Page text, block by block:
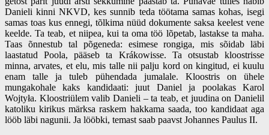
Danieli kinni NKVD, kes sunnib teda töötama samas kohas, isegi
samas toas kus ennegi, tõlkima nüüd dokumente saksa keelest vene
keelde. Ta teab, et niipea, kui ta oma töö lõpetab, lastakse ta maha.
Taas õnnestub tal põgeneda: esimese rongiga, mis sõidab läbi
laastatud Poola, pääseb ta Krákowisse. Ta otsustab kloostrisse
minna, arvates, et elu, mis talle nii palju kord on kingitud, ei kuulu
enam talle ja tuleb pühendada jumalale. Kloostris on ühele
mungakohale kaks kandidaati: juut Daniel ja poolakas Karol
Wojtyła. Kloostriülem valib Danieli – ta teab, et juudina on Danielil
katoliku kirikus märksa raskem hakkama saada, too kandidaat aga
lööb läbi nagunii. Ja lööbki, temast saab paavst Johannes Paulus II.